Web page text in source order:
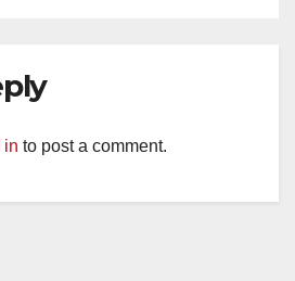
in to post a comment.